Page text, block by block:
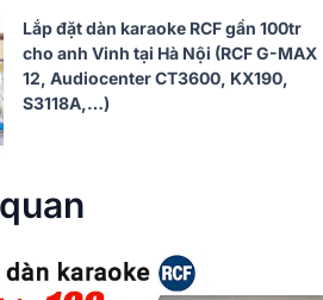
Lắp đặt dàn karaoke RCF gần 100tr
cho anh Vinh tại Hà Nội (RCF G-MAX
12, Audiocenter CT3600, KX190,
S3118A,…)